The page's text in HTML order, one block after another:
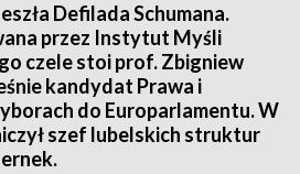
Defilada Schumana.
przez Instytut Myśli
czele stoi prof. Zbigniew
kandydat Prawa i
do Europarlamentu. W
szef lubelskich struktur